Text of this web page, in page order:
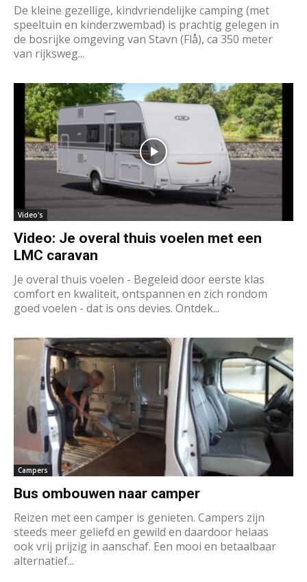
De kleine gezellige, kindvriendelijke camping (met
speeltuin en kinderzwembad) is prachtig gelegen in
de bosrijke omgeving van Stavn (Flå), ca 350 meter
van rijksweg...
Video's
Video: Je overal thuis voelen met een
LMC caravan
Je overal thuis voelen - Begeleid door eerste klas
comfort en kwaliteit, ontspannen en zich rondom
goed voelen - dat is ons devies. Ontdek...
Campers
Bus ombouwen naar camper
Reizen met een camper is genieten. Campers zijn
steeds meer geliefd en gewild en daardoor helaas
ook vrij prijzig in aanschaf. Een mooi en betaalbaar
alternatief...